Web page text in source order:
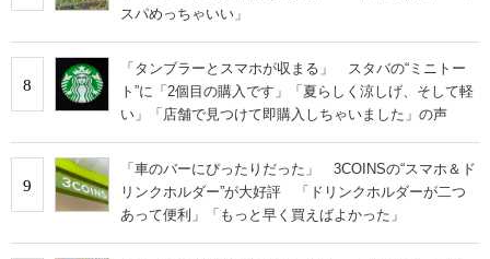
スパめっちゃいい」
8
「タンブラーとスマホが収まる」 スタバの“ミニトー
ト”に「2個目の購入です」「夏らしく涼しげ、そして軽
い」「店舗で見つけて即購入しちゃいました」の声
9
「車のバーにぴったりだった」 3COINSの“スマホ＆ド
リンクホルダー”が大好評 「ドリンクホルダーが二つ
あって便利」「もっと早く買えばよかった」